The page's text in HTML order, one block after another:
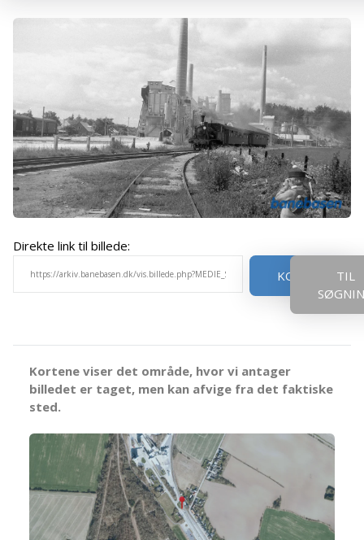
Direkte link til billede:
KOPIER
TIL
Kortene viser det område, hvor vi antager
billedet er taget, men kan afvige fra det faktiske
sted.